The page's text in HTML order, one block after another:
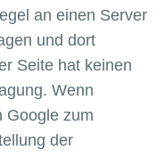
an einen Server
und dort
Seite hat keinen
Wenn
Google zum
der